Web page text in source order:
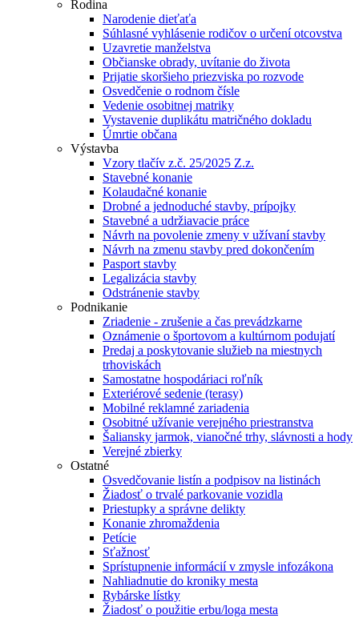
Rodina
Narodenie dieťaťa
Súhlasné vyhlásenie rodičov o určení otcovstva
Uzavretie manželstva
Občianske obrady, uvítanie do života
Prijatie skoršieho priezviska po rozvode
Osvedčenie o rodnom čísle
Vedenie osobitnej matriky
Vystavenie duplikátu matričného dokladu
Úmrtie občana
Výstavba
Vzory tlačív z.č. 25/2025 Z.z.
Stavebné konanie
Kolaudačné konanie
Drobné a jednoduché stavby, prípojky
Stavebné a udržiavacie práce
Návrh na povolenie zmeny v užívaní stavby
Návrh na zmenu stavby pred dokončením
Pasport stavby
Legalizácia stavby
Odstránenie stavby
Podnikanie
Zriadenie - zrušenie a čas prevádzkarne
Oznámenie o športovom a kultúrnom podujatí
Predaj a poskytovanie služieb na miestnych
trhoviskách
Samostatne hospodáriaci roľník
Exteriérové sedenie (terasy)
Mobilné reklamné zariadenia
Osobitné užívanie verejného priestranstva
Šaliansky jarmok, vianočné trhy, slávnosti a hody
Verejné zbierky
Ostatné
Osvedčovanie listín a podpisov na listinách
Žiadosť o trvalé parkovanie vozidla
Priestupky a správne delikty
Konanie zhromaždenia
Petície
Sťažnosť
Sprístupnenie informácií v zmysle infozákona
Nahliadnutie do kroniky mesta
Rybárske lístky
Žiadosť o použitie erbu/loga mesta